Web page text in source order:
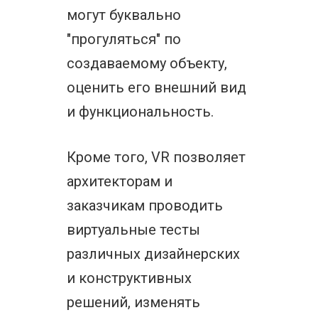
могут буквально
"прогуляться" по
создаваемому объекту,
оценить его внешний вид
и функциональность.
Кроме того, VR позволяет
архитекторам и
заказчикам проводить
виртуальные тесты
различных дизайнерских
и конструктивных
решений, изменять